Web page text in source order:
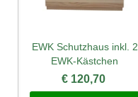
EWK Schutzhaus inkl. 2
EWK-Kästchen
€ 120,70